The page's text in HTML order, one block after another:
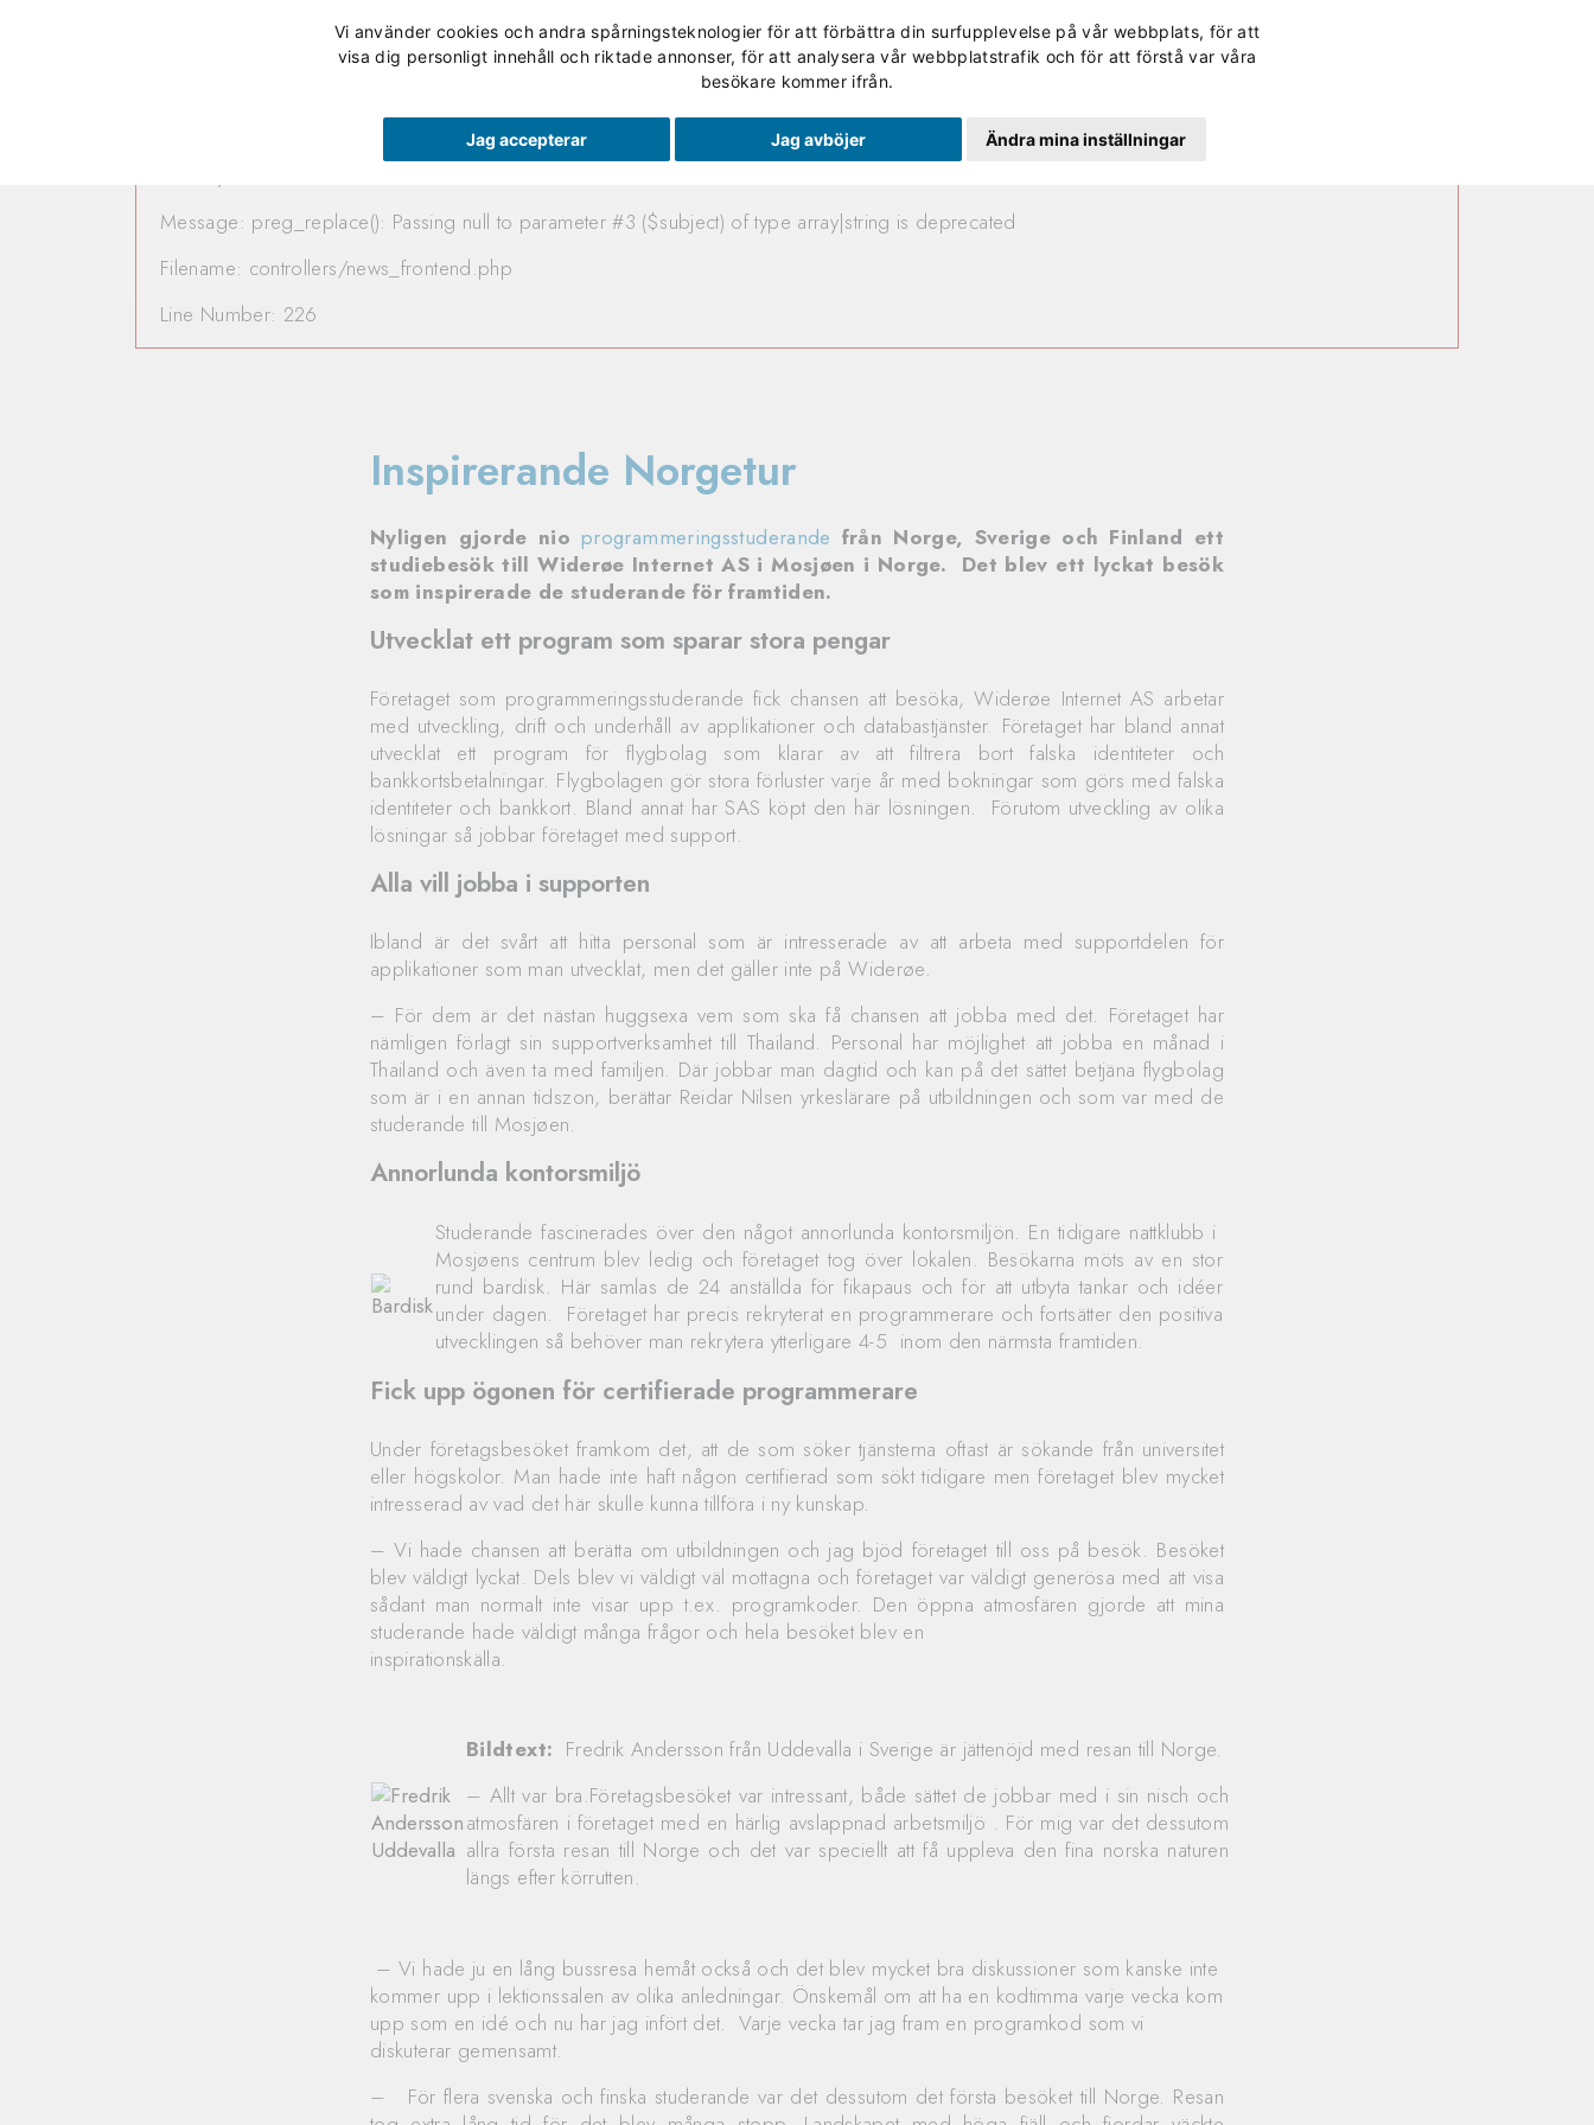
Vi använder cookies och andra spårningsteknologier för att förbättra din surfupplevelse på vår webbplats, för att
visa dig personligt innehåll och riktade annonser, för att analysera vår webbplatstrafik och för att förstå var våra
besökare kommer ifrån.
Jag accepterar Jag avböjer Ändra mina inställningar
Våra utbildningar Validering Studerande Skolan Om Utbildning Nord Kontakt Lättläst
A PHP Error was encountered
Message: preg_replace(): Passing null to parameter #3 ($subject) of type array|string is deprecated
Filename: controllers/news_frontend.php
Line Number: 226
Inspirerande Norgetur
Nyligen gjorde nioprogrammeringsstuderande från Norge, Sverige och Finland ett
studiebesök till Widerøe Internet AS i Mosjøen i Norge. Det blev ett lyckat besök
som inspirerade de studerande för framtiden.
Utvecklat ett program som sparar stora pengar
Företaget som programmeringsstuderande fick chansen att besöka, Widerøe Internet AS arbetar
med utveckling, drift och underhåll av applikationer och databastjänster. Företaget har bland annat
utvecklat ett program för flygbolag som klarar av att filtrera bort falska identiteter och
bankkortsbetalningar. Flygbolagen gör stora förluster varje år med bokningar som görs med falska
identiteter och bankkort. Bland annat har SAS köpt den här lösningen. Förutom utveckling av olika
lösningar så jobbar företaget med support.
Alla vill jobba i supporten
Ibland är det svårt att hitta personal som är intresserade av att arbeta med supportdelen för
applikationer som man utvecklat, men det gäller inte på Widerøe.
– För dem är det nästan huggsexa vem som ska få chansen att jobba med det. Företaget har
nämligen förlagt sin supportverksamhet till Thailand. Personal har möjlighet att jobba en månad i
Thailand och även ta med familjen. Där jobbar man dagtid och kan på det sättet betjäna flygbolag
som är i en annan tidszon, berättar Reidar Nilsen yrkeslärare på utbildningen och som var med de
studerande till Mosjøen.
Annorlunda kontorsmiljö
Studerande fascinerades över den något annorlunda kontorsmiljön. En tidigare nattklubb i
Mosjøens centrum blev ledig och företaget tog över lokalen. Besökarna möts av en stor
rund bardisk. Här samlas de 24 anställda för fikapaus och för att utbyta tankar och idéer
under dagen. Företaget har precis rekryterat en programmerare och fortsätter den positiva
utvecklingen så behöver man rekrytera ytterligare 4-5 inom den närmsta framtiden.
Fick upp ögonen för certifierade programmerare
Under företagsbesöket framkom det, att de som söker tjänsterna oftast är sökande från universitet
eller högskolor. Man hade inte haft någon certifierad som sökt tidigare men företaget blev mycket
intresserad av vad det här skulle kunna tillföra i ny kunskap.
– Vi hade chansen att berätta om utbildningen och jag bjöd företaget till oss på besök. Besöket
blev väldigt lyckat. Dels blev vi väldigt väl mottagna och företaget var väldigt generösa med att visa
sådant man normalt inte visar upp t.ex. programkoder. Den öppna atmosfären gjorde att mina
studerande hade väldigt många frågor och hela besöket blev en
inspirationskälla.
Bildtext: Fredrik Andersson från Uddevalla i Sverige är jättenöjd med resan till Norge.
– Allt var bra.Företagsbesöket var intressant, både sättet de jobbar med i sin nisch och
atmosfären i företaget med en härlig avslappnad arbetsmiljö . För mig var det dessutom
allra första resan till Norge och det var speciellt att få uppleva den fina norska naturen
längs efter körrutten.
– Vi hade ju en lång bussresa hemåt också och det blev mycket bra diskussioner som kanske inte
kommer upp i lektionssalen av olika anledningar. Önskemål om att ha en kodtimma varje vecka kom
upp som en idé och nu har jag infört det. Varje vecka tar jag fram en programkod som vi
diskuterar gemensamt.
– För flera svenska och finska studerande var det dessutom det första besöket till Norge. Resan